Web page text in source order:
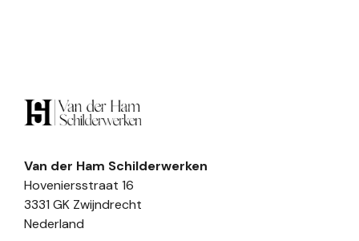
Van der Ham Schilderwerken
Hoveniersstraat 16
3331 GK Zwijndrecht
Nederland